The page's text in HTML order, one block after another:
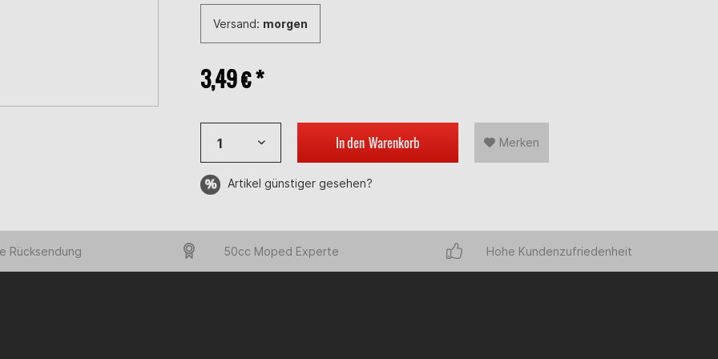
Versand: morgen
3,49 € *
In den Warenkorb Merken
Artikel günstiger gesehen?
Rücksendung 50cc Moped Experte Hohe Kundenzufriedenheit